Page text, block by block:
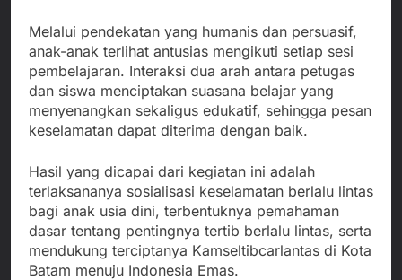
Melalui pendekatan yang humanis dan persuasif,
anak-anak terlihat antusias mengikuti setiap sesi
pembelajaran. Interaksi dua arah antara petugas
dan siswa menciptakan suasana belajar yang
menyenangkan sekaligus edukatif, sehingga pesan
keselamatan dapat diterima dengan baik.
Hasil yang dicapai dari kegiatan ini adalah
terlaksananya sosialisasi keselamatan berlalu lintas
bagi anak usia dini, terbentuknya pemahaman
dasar tentang pentingnya tertib berlalu lintas, serta
mendukung terciptanya Kamseltibcarlantas di Kota
Batam menuju Indonesia Emas.